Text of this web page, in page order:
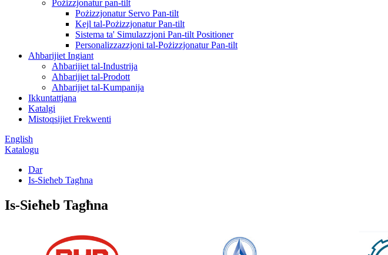
Pożizzjonatur pan-tilt
Pożizzjonatur Servo Pan-tilt
Kejl tal-Pożizzjonatur Pan-tilt
Sistema ta' Simulazzjoni Pan-tilt Positioner
Personalizzazzjoni tal-Pożizzjonatur Pan-tilt
Aħbarijiet Ingiant
Aħbarijiet tal-Industrija
Aħbarijiet tal-Prodott
Aħbarijiet tal-Kumpanija
Ikkuntattjana
Katalgi
Mistoqsijiet Frekwenti
English
Katalogu
Dar
Is-Sieħeb Tagħna
Is-Sieħeb Tagħna